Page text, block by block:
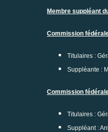
Membre suppléant
Commission
Titulaires :
Suppléante :
Commission
Titulaires :
Suppléant :